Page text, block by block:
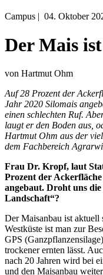
Campus | 04. Oktober
Der Mais
von Hartmut Ohm
Auf 28 Prozent der
Jahr 2020 Silomais
einen schlechten Ruf.
laugt er den Boden aus,
Hartmut Ohm aus der
dem Fachbereich
Frau Dr. Kropf, laut
Prozent der
angebaut. Droht uns
Landschaft“?
Der Maisanbau ist
Westküste ist man zur
GPS
trockener ernten lässt.
nach 20 Jahren wird bei
und den Maisanbau